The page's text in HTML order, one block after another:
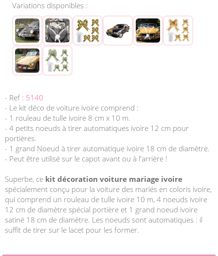
Variations disponibles :
- Ref : 5140
- Le kit déco de voiture ivoire comprend :
- 1 rouleau de tulle ivoire 8 cm x 10 m.
- 4 petits noeuds à tirer automatiques ivoire 12 cm pour
portières.
- 1 grand Noeud à tirer automatique ivoire 18 cm de diamètre.
- Peut être utilisé sur le capot avant ou à l'arrière !
Superbe, ce kit décoration voiture mariage ivoire
spécialement conçu pour la voiture des mariés en coloris ivoire,
qui comprend un rouleau de tulle ivoire 10 m, 4 noeuds ivoire
12 cm de diamètre spécial portière et 1 grand noeud ivoire
satiné 18 cm de diamètre. Les noeuds sont automatiques : il
suffit de tirer sur le lacet pour les former.